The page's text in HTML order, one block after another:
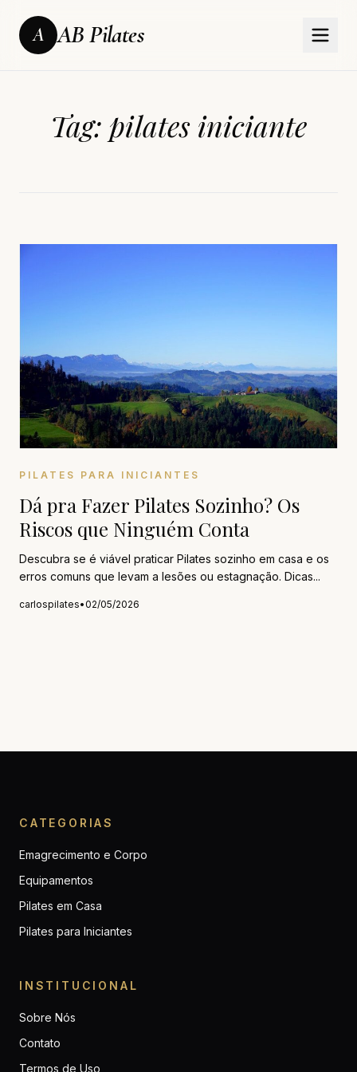
A AB Pilates
Tag: pilates iniciante
PILATES PARA INICIANTES
Dá pra Fazer Pilates Sozinho? Os
Riscos que Ninguém Conta
Descubra se é viável praticar Pilates sozinho em casa e os
erros comuns que levam a lesões ou estagnação. Dicas...
carlospilates•02/05/2026
CATEGORIAS
Emagrecimento e Corpo
Equipamentos
Pilates em Casa
Pilates para Iniciantes
INSTITUCIONAL
Sobre Nós
Contato
Termos de Uso